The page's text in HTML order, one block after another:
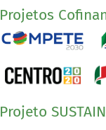
Projetos
Projeto